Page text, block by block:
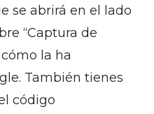
se abrirá en el lado
“Captura de
la ha
También tienes
código